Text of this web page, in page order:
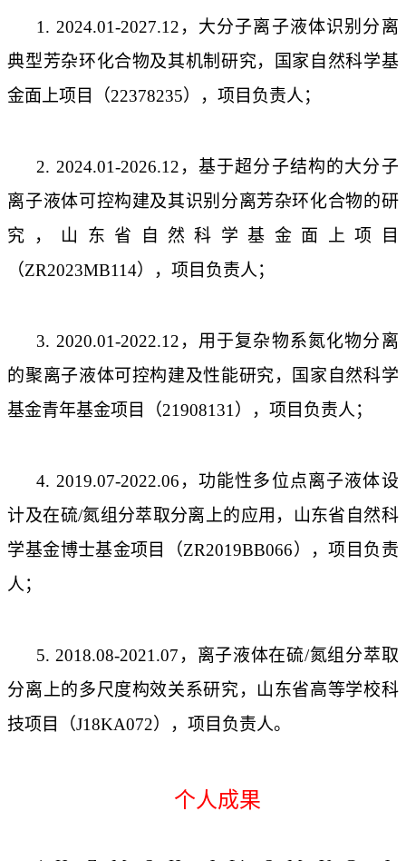
1. 2024.01-2027.12 ，大分子离子液体识别分离
典型芳杂环化合物及其机制研究，国家自然科学基
金面上项目（22378235），项目负责人；
2. 2024.01-2026.12 ，基于超分子结构的大分子
离子液体可控构建及其识别分离芳杂环化合物的研
究，山东省自然科学基金面上项目
（ZR2023MB114），项目负责人；
3. 2020.01-2022.12 ，用于复杂物系氮化物分离
的聚离子液体可控构建及性能研究，国家自然科学
基金青年基金项目（21908131），项目负责人；
4. 2019.07-2022.06 ，功能性多位点离子液体设
计及在硫/氮组分萃取分离上的应用，山东省自然科
学基金博士基金项目（ZR2019BB066），项目负责
人；
5. 2018.08-2021.07 ，离子液体在硫/氮组分萃取
分离上的多尺度构效关系研究，山东省高等学校科
技项目（J18KA072），项目负责人。
个人成果